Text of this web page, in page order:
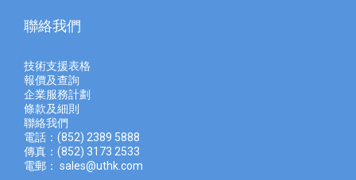
聯絡我們
技術支援表格
報價及查詢
企業服務計劃
條款及細則
聯絡我們
電話：(852) 2389 5888
傳真：(852) 3173 2533
電郵： sales@uthk.com